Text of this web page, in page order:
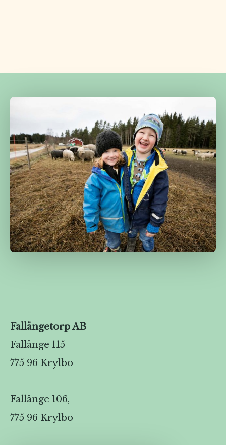
Fallängetorp AB
Fallänge 115
775 96 Krylbo
Fallänge 106,
775 96 Krylbo